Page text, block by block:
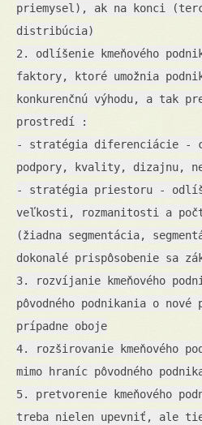
priemysel), ak na konci
distribúcia)
2. odlíšenie kmeňového
faktory, ktoré umožnia
konkurenčnú výhodu, a tak
prostredí :
- stratégia diferenciácie -
podpory, kvality, dizajnu,
- stratégia priestoru -
veľkosti, rozmanitosti a
(žiadna segmentácia,
dokonalé prispôsobenie sa
3. rozvíjanie kmeňového
pôvodného podnikania o
prípadne oboje
4. rozširovanie kmeňového
mimo hraníc pôvodného
5. pretvorenie kmeňového
treba nielen upevniť, ale tiež